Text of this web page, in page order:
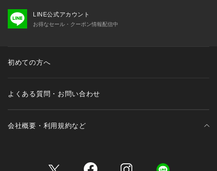
LINE公式アカウント
お得なセール・クーポン情報配信中
初めての方へ
よくある質問・お問い合わせ
会社概要・利用規約など